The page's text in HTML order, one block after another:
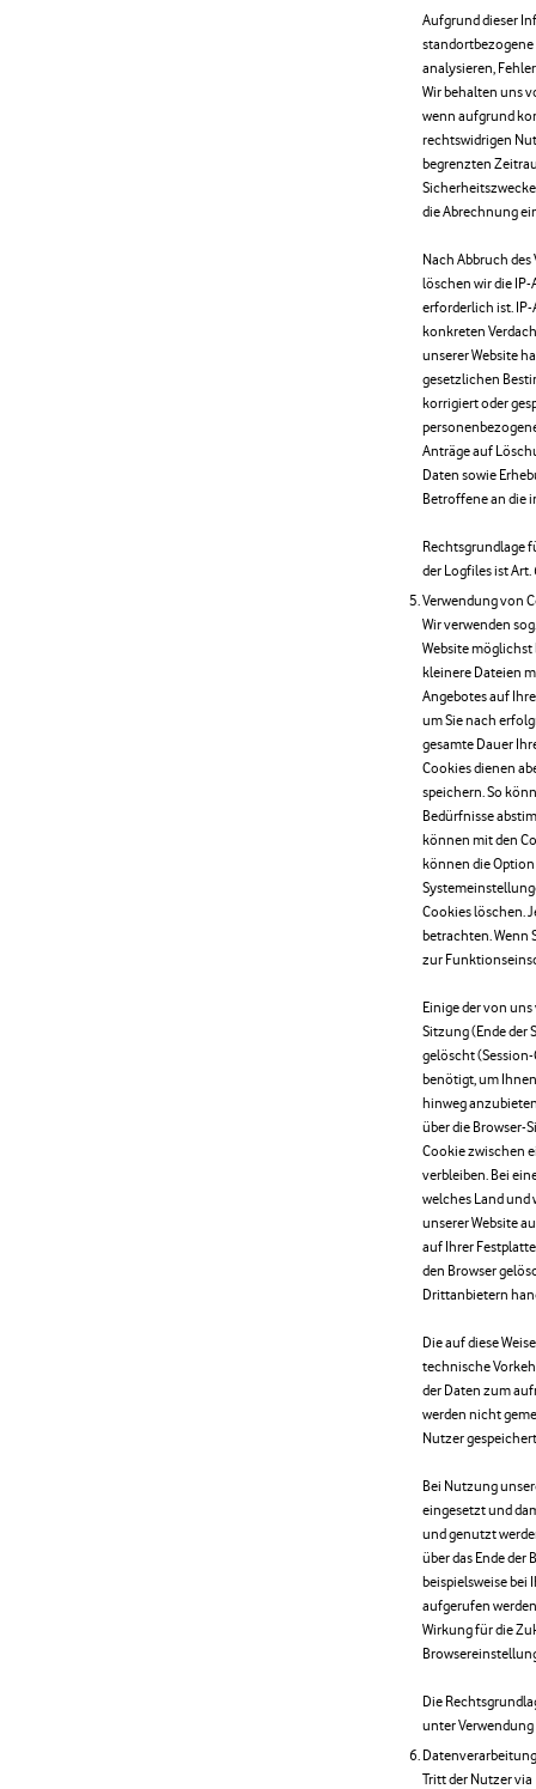
Aufgrund dieser
analysieren,
Wir behalten uns
wenn aufgrund
rechtswidrigen
begrenzten
die Abrechnung
Nach Abbruch
löschen wir die
erforderlich ist. IP-
konkreten
unserer Website
gesetzlichen
korrigiert oder
Anträge auf
Daten sowie
Betroffene an die
Rechtsgrundlage
der Logfiles ist Art.
Verwendung von
Wir verwenden
Website
kleinere Dateien
Angebotes auf
um Sie nach
gesamte Dauer
Cookies dienen
speichern. So
Bedürfnisse
können mit den
können die
Cookies löschen.
betrachten. Wenn
zur
Einige der von
Sitzung (Ende der
gelöscht
benötigt, um
hinweg
über die Browser-
Cookie zwischen
verbleiben. Bei
welches Land und
unserer Website
auf Ihrer
den Browser
Drittanbietern
Die auf diese
technische
der Daten zum
werden nicht
Nutzer
Bei Nutzung
eingesetzt und
und genutzt
über das Ende
beispielsweise bei
aufgerufen
Wirkung für die
Die
unter Verwendung
Tritt der Nutzer